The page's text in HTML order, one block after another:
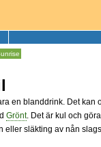
en blanddrink. Det kan
Grönt. Det är kul och
eller släkting av nån